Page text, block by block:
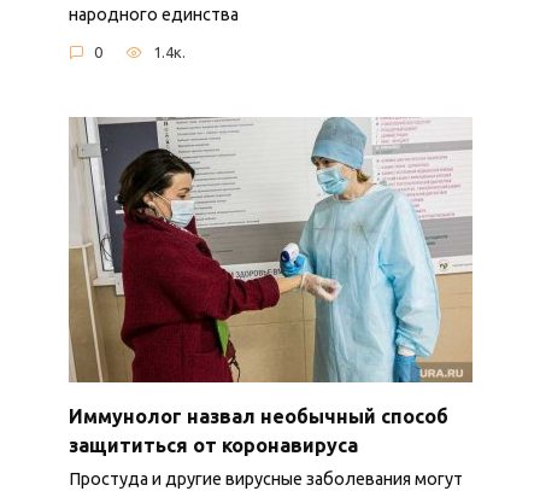
народного единства
0 1.4к.
Иммунолог назвал необычный способ
защититься от коронавируса
Простуда и другие вирусные заболевания могут